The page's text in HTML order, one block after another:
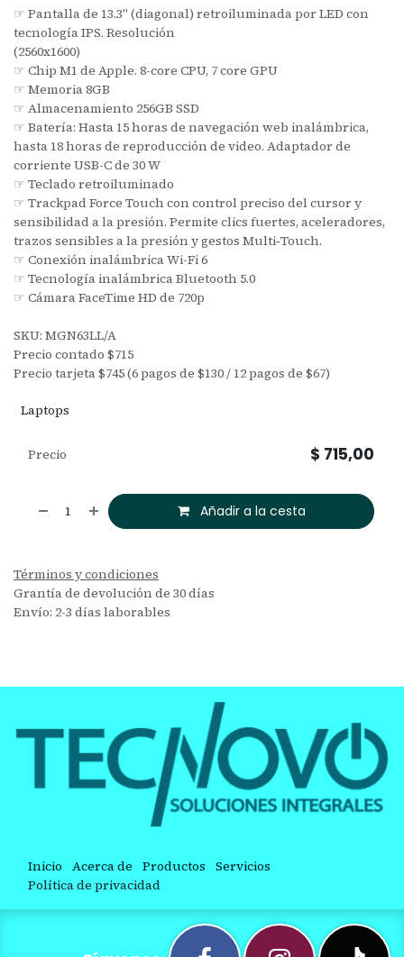
☞ Pantalla de 13.3" (diagonal) retroiluminada por LED con
tecnología IPS. Resolución
(2560x1600)
☞ Chip M1 de Apple. 8-core CPU, 7 core GPU
☞ Memoria 8GB
☞ Almacenamiento 256GB SSD
☞ Batería: Hasta 15 horas de navegación web inalámbrica,
hasta 18 horas de reproducción de video. Adaptador de
corriente USB-C de 30 W
☞ Teclado retroiluminado
☞ Trackpad Force Touch con control preciso del cursor y
sensibilidad a la presión. Permite clics fuertes, aceleradores,
trazos sensibles a la presión y gestos Multi‑Touch.
☞ Conexión inalámbrica Wi-Fi 6
☞ Tecnología inalámbrica Bluetooth 5.0
☞ Cámara FaceTime HD de 720p
SKU: MGN63LL/A
Precio contado $715
Precio tarjeta $745 (6 pagos de $130 / 12 pagos de $67)
Laptops
Añadir a la cesta
Precio $ 715,00
Términos y condiciones
Grantía de devolución de 30 días
Envío: 2-3 días laborables
Inicio Acerca de Productos Servicios
Política de privacidad